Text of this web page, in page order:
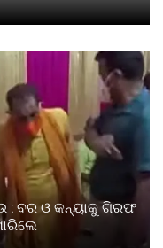
: ବର ଓ କନ୍ୟାକୁ ଗିରଫ